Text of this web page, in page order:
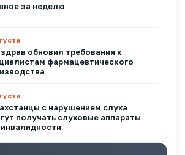
за неделю
обновил требования к
фармацевтического
с нарушением слуха
получать слуховые аппараты
инвалидности